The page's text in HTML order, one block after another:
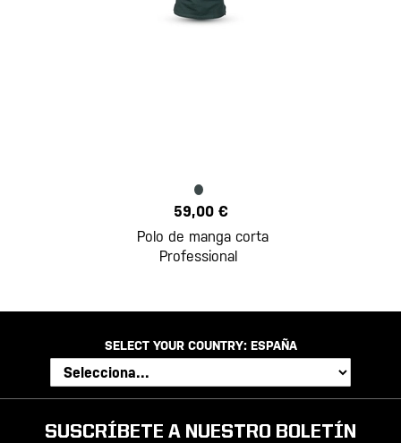
59,00 €
Polo de manga corta
Professional
SELECT YOUR COUNTRY: ESPAÑA
SUSCRÍBETE A NUESTRO BOLETÍN